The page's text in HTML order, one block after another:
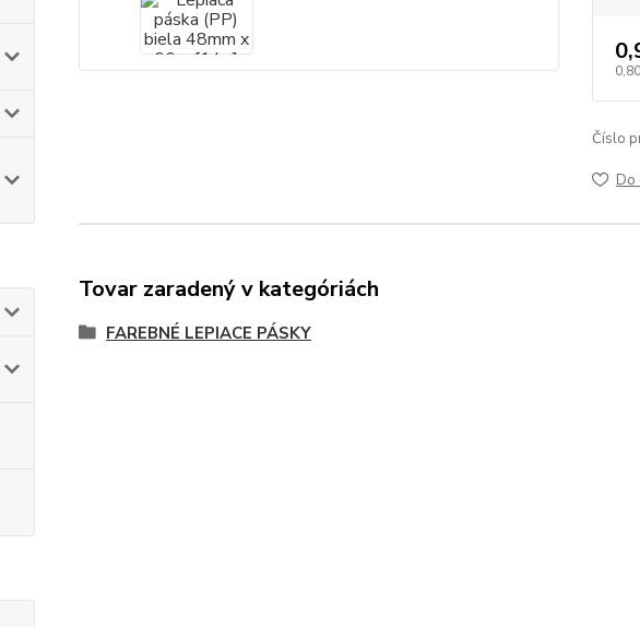
Číslo
Do
Tovar zaradený v kategóriách
FAREBNÉ LEPIACE PÁSKY